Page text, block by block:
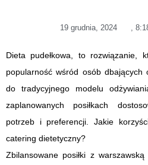
19 grudnia, 2024 ,
Dieta pudełkowa, to rozwiązanie,
popularność wśród osób dbających
do tradycyjnego modelu
zaplanowanych posiłkach
potrzeb i preferencji. Jakie
catering dietetyczny?
Zbilansowane posiłki z